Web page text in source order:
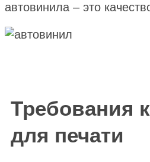
автовинила – это
Требования
для печати